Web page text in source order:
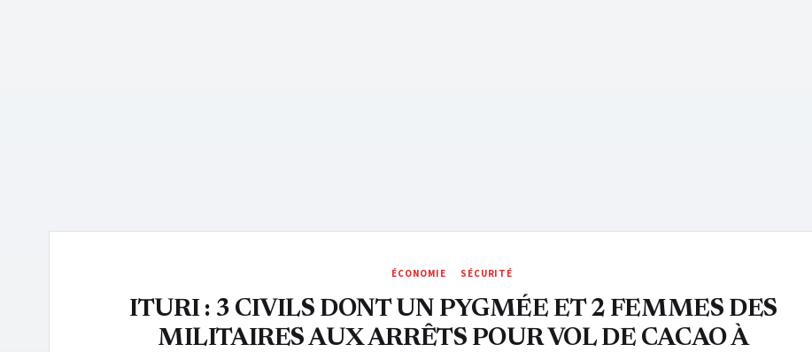
ÉCONOMIE SÉCURITÉ
ITURI : 3 CIVILS DONT UN PYGMÉE ET 2 FEMMES DES
MILITAIRES AUX ARRÊTS POUR VOL DE CACAO À